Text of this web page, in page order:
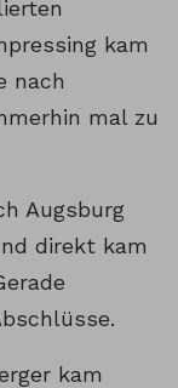
kam
nach
mal zu
Augsburg
direkt kam
kam